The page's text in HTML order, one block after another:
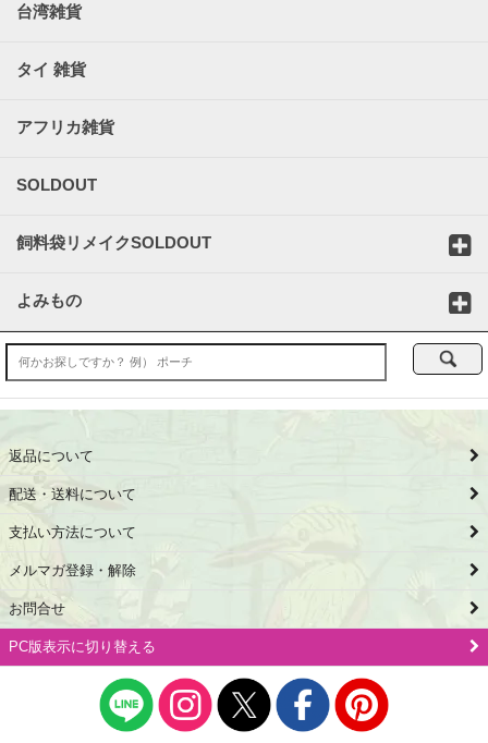
台湾雑貨
タイ 雑貨
アフリカ雑貨
SOLDOUT
飼料袋リメイクSOLDOUT
よみもの
返品について
配送・送料について
支払い方法について
メルマガ登録・解除
お問合せ
PC版表示に切り替える